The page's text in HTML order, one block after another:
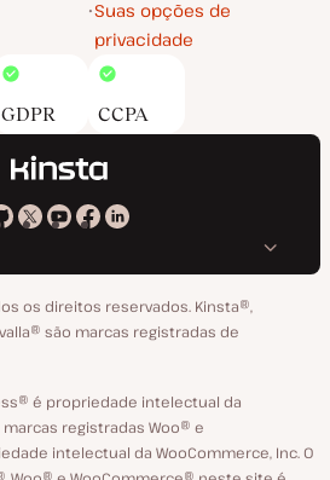
Suas opções de
privacidade
GDPR CCPA
Kinsta
GitHub
Kinsta
X
Kinsta
YouTube
Kinsta
Facebook
Kinsta
LinkedIn
os direitos reservados. Kinsta®‚
são marcas registradas de
é propriedade intelectual da
registradas Woo® e
intelectual da WooCommerce, Inc. O